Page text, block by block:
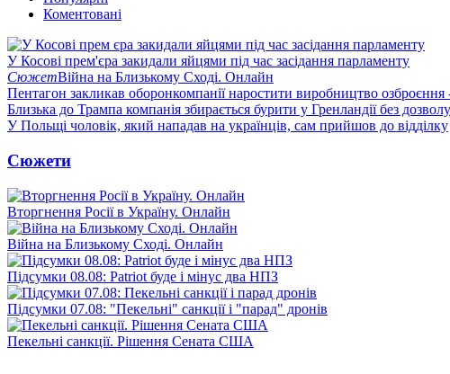
Коментовані
У Косові прем'єра закидали яйцями під час засідання парламенту
СюжетВійна на Близькому Сході. Онлайн
Пентагон закликав оборонкомпанії наростити виробництво
Близька до Трампа компанія збирається бурити у Гренландії без
У Польщі чоловік, який нападав на українців, сам прийшов до відділку
Сюжети
Вторгнення Росії в Україну. Онлайн
Війна на Близькому Сході. Онлайн
Підсумки 08.08: Patriot буде і мінус два НПЗ
Підсумки 07.08: "Пекельні" санкції і "парад" дронів
Пекельні санкції. Рішення Сената США